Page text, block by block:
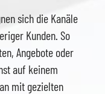
sich die Kanäle
Kunden. So
Angebote oder
auf keinem
mit gezielten